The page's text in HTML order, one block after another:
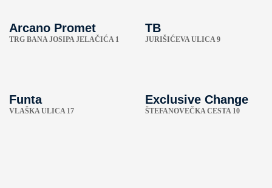
Arcano Promet
TRG BANA JOSIPA JELAČIĆA 1
TB
JURIŠIĆEVA ULICA 9
Funta
VLAŠKA ULICA 17
Exclusive Change
ŠTEFANOVEČKA CESTA 10